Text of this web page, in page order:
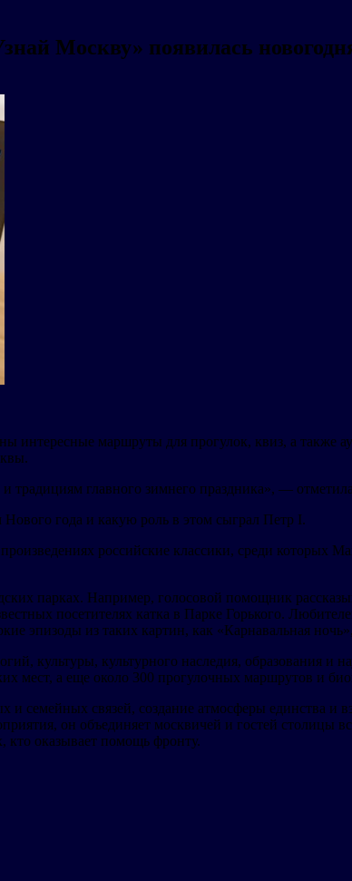
Москву» появилась
интересные маршруты для прогулок, квиз, а также
традициям главного зимнего праздника», —
Нового года и какую роль в этом сыграл Петр I.
российские классики, среди которых
парках. Например, голосовой помощник
посетителях катка в Парке Горького.
эпизоды из таких картин, как «Карнавальная
культуры, культурного наследия, образования и
мест, а еще около 300 прогулочных маршрутов и
семейных связей, создание атмосферы единства и
он объединяет москвичей и гостей столицы
кто оказывает помощь фронту.